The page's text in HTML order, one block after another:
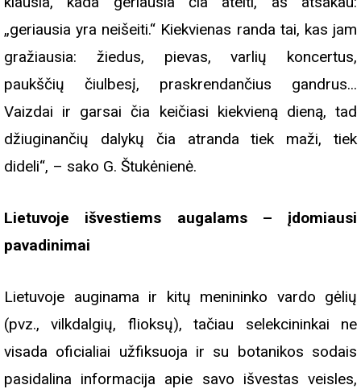
„geriausia yra neišeiti.“ Kiekvienas randa tai, kas jam
gražiausia: žiedus, pievas, varlių koncertus,
paukščių čiulbesį, praskrendančius gandrus...
Vaizdai ir garsai čia keičiasi kiekvieną dieną, tad
džiuginančių dalykų čia atranda tiek maži, tiek
dideli“, – sako G. Štukėnienė.
Lietuvoje išvestiems augalams – įdomiausi
pavadinimai
Lietuvoje auginama ir kitų menininko vardo gėlių
(pvz., vilkdalgių, flioksų), tačiau selekcininkai ne
visada oficialiai užfiksuoja ir su botanikos sodais
pasidalina informacija apie savo išvestas veisles,